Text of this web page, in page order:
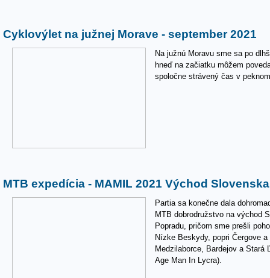
Cyklovýlet na južnej Morave - september 2021
Na južnú Moravu sme sa po
hneď na začiatku môžem
spoločne strávený čas v
MTB expedícia - MAMIL 2021 Východ Slovenska
Partia sa konečne dala
MTB dobrodružstvo na východ
Popradu, pričom sme prešli
Nízke Beskydy, popri Čergove
Medzilaborce, Bardejov a Stará
Age Man In Lycra).